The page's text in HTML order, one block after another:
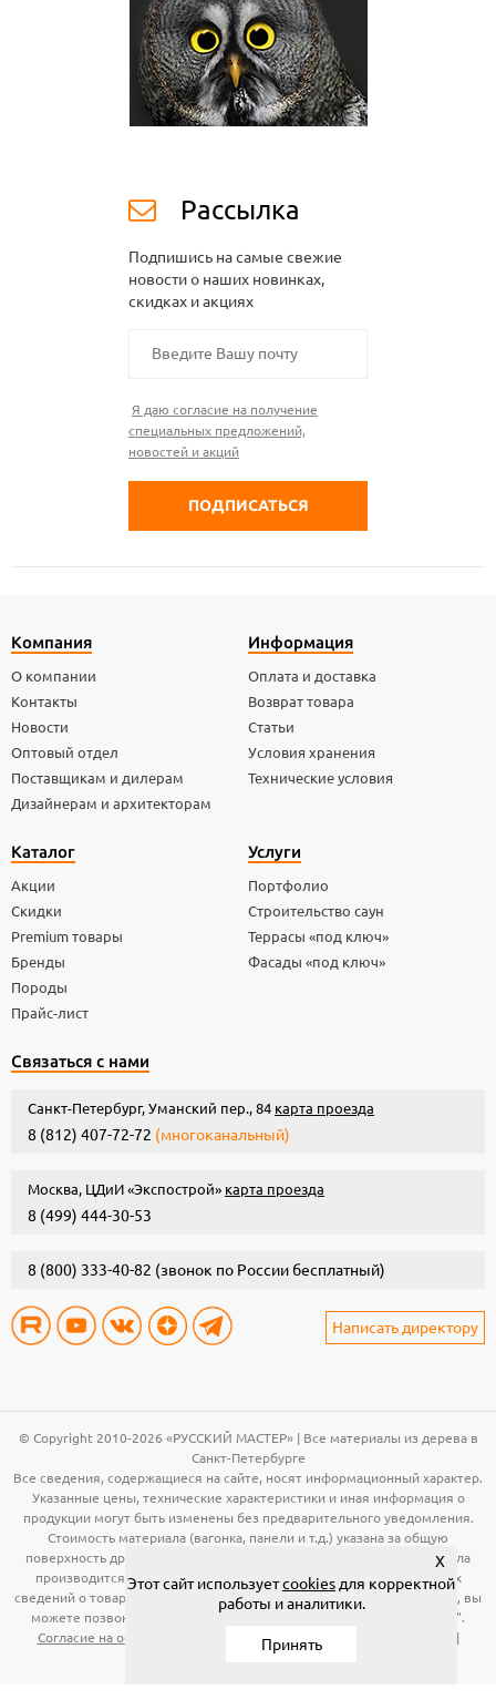
Рассылка
Подпишись на самые свежие
новости о наших новинках,
скидках и акциях
Я даю согласие на получение
специальных предложений,
новостей и акций
Компания
О компании
Контакты
Новости
Оптовый отдел
Поставщикам и дилерам
Дизайнерам и архитекторам
Информация
Оплата и доставка
Возврат товара
Статьи
Условия хранения
Технические условия
Каталог
Акции
Скидки
Premium товары
Бренды
Породы
Прайс-лист
Услуги
Портфолио
Строительство саун
Террасы «под ключ»
Фасады «под ключ»
Связаться с нами
Санкт-Петербург, Уманский пер., 84 карта проезда
8 (812) 407-72-72 (многоканальный)
Москва, ЦДиИ «Экспострой» карта проезда
8 (499) 444-30-53
8 (800) 333-40-82 (звонок по России бесплатный)
Написать директору
© Copyright 2010-2026 «РУССКИЙ МАСТЕР» | Все материалы из дерева в
Санкт-Петербурге
Все сведения, содержащиеся на сайте, носят информационный характер.
Указанные цены, технические характеристики и иная информация о
продукции могут быть изменены без предварительного уведомления.
Стоимость материала (вагонка, панели и т.д.) указана за общую
поверхность древесины. Расчет необходимого количества материала
производится по рабочей поверхности. Для получения подробных
сведений о товарах, указанных на сайте, в том числе об их стоимости, вы
можете позвонить по телефонам, указанным в разделе "Контакты".
Согласие на обработку персональных данных
|
Политика конфиденциальности
X
Этот сайт используетcookies для корректной
работы и аналитики.
Принять